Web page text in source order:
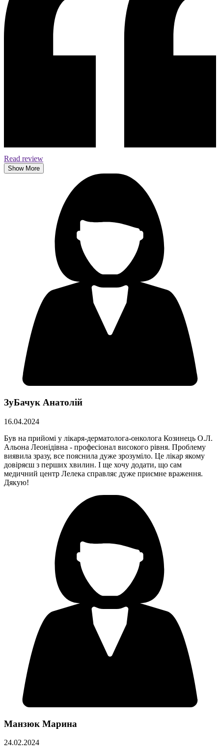
Read review
ЗуБачук Анатолій
16.04.2024
Був на прийомі у лікаря-дерматолога-онколога Козинець О.Л.
Альона Леонідівна - професіонал високого рівня. Проблему
виявила зразу, все пояснила дуже зрозуміло. Це лікар якому
довіряєш з перших хвилин. І ще хочу додати, що сам
медичний центр Лелека справляє дуже приємне враження.
Дякую!
Манзюк Марина
24.02.2024